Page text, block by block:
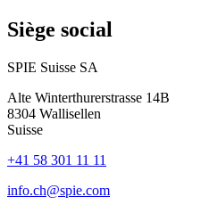
Siège social
SPIE Suisse SA
Alte Winterthurerstrasse 14B
8304 Wallisellen
Suisse
+41 58 301 11 11
info.ch@spie.com